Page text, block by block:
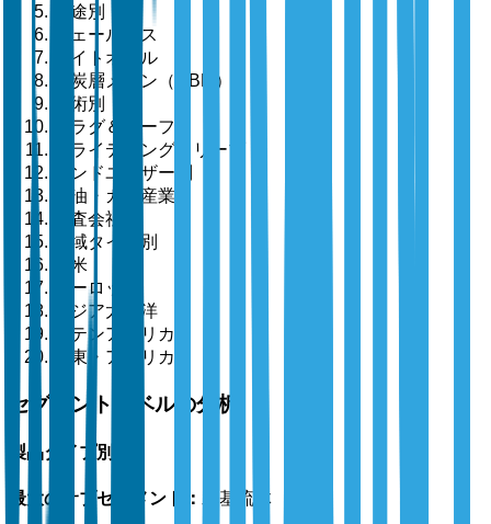
用途別
シェールガス
タイトオイル
石炭層メタン（CBM）
技術別
プラグ＆パーフ
スライディングスリーブ
エンドユーザー別
石油・ガス産業
探査会社
地域タイプ別
北米
ヨーロッパ
アジア太平洋
ラテンアメリカ
中東・アフリカ
セグメントレベルの分析
製品タイプ別
最大のサブセグメント： 水基流体